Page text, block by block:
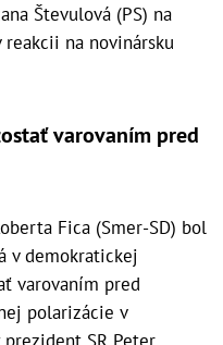
Števulová (PS) na
na novinársku
varovaním pred
Fica (Smer-SD) bol
v demokratickej
varovaním pred
polarizácie v